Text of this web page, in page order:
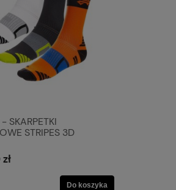
SKARPETKI
STRIPES 3D
Do koszyka